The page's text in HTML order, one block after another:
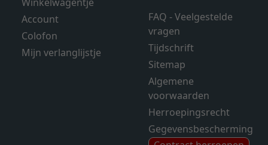
Account
Colofon
Mijn verlanglijstje
FAQ - Veelgestelde
vragen
Tijdschrift
Sitemap
Algemene
voorwaarden
Herroepingsrecht
Gegevensbescherming